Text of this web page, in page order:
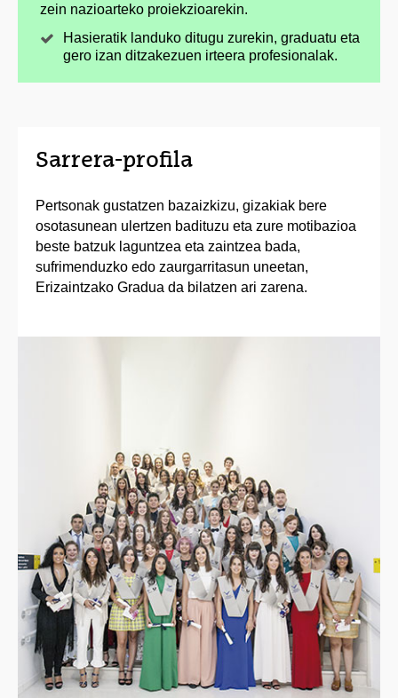
zein nazioarteko proiekzioarekin.
Hasieratik landuko ditugu zurekin, graduatu eta
gero izan ditzakezuen irteera profesionalak.
Sarrera-profila
Pertsonak gustatzen bazaizkizu, gizakiak bere
osotasunean ulertzen badituzu eta zure motibazioa
beste batzuk laguntzea eta zaintzea bada,
sufrimenduzko edo zaurgarritasun uneetan,
Erizaintzako Gradua da bilatzen ari zarena.